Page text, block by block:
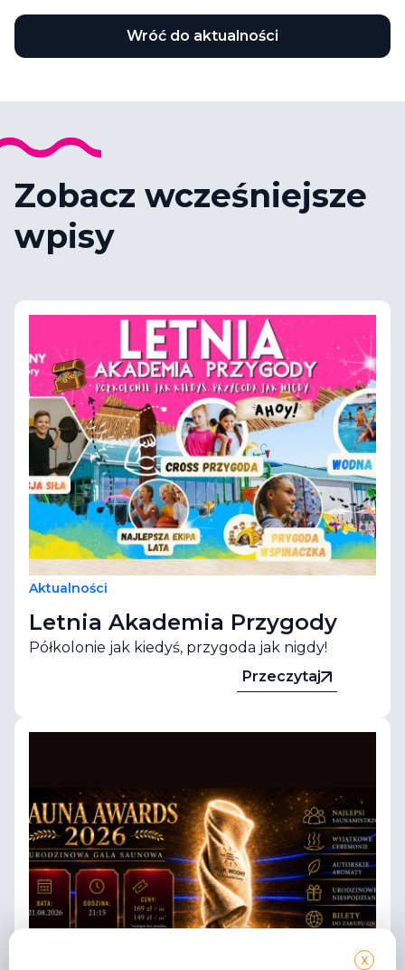
Wróć do aktualności
Zobacz wcześniejsze
wpisy
Aktualności
Letnia Akademia Przygody
Półkolonie jak kiedyś, przygoda jak nigdy!
Przeczytaj
X